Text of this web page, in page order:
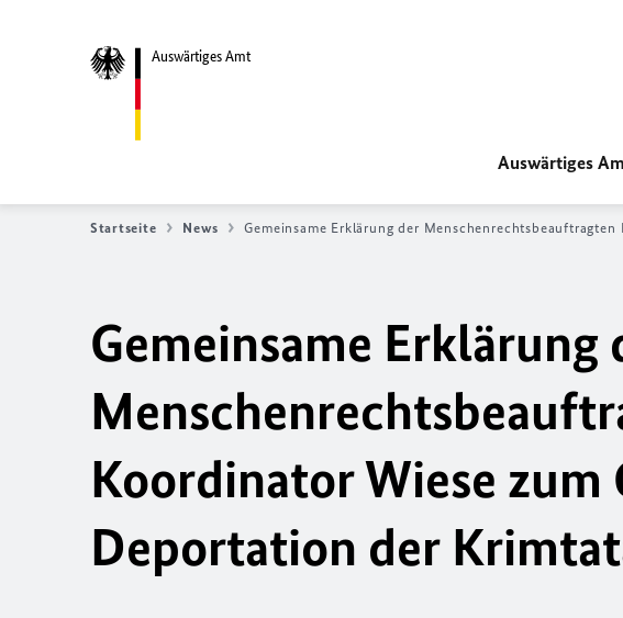
Auswärtiges Amt
Auswärtiges
Startseite News Gemeinsame Erklärung der
Gemeinsame Erklärung
Koordinator Wiese zum
Deportation der